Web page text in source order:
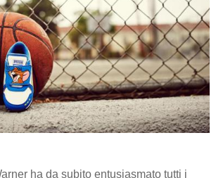
ha da subito entusiasmato tutti i